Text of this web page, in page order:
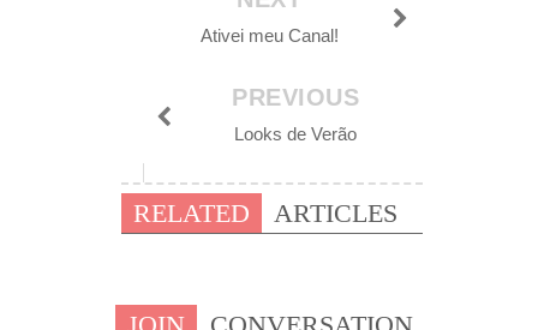
Ativei meu Canal!
PREVIOUS
Looks de Verão
RELATED ARTICLES